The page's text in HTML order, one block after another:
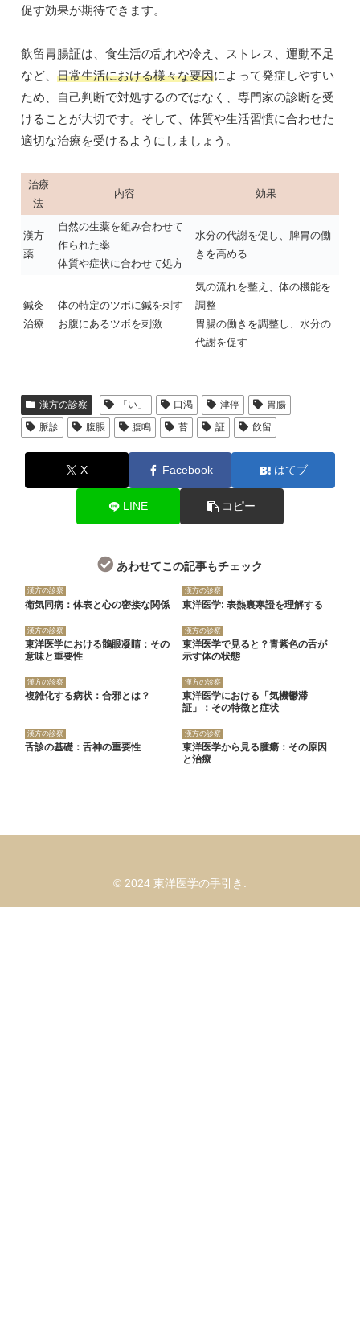
促す効果が期待できます。
飲留胃腸証は、食生活の乱れや冷え、ストレス、運動不足
など、 日常生活における様々な要因によって発症しやすい
ため、自己判断で対処するのではなく、専門家の診断を受
けることが大切です。そして、体質や生活習慣に合わせた
適切な治療を受けるようにしましょう。
治療
法
内容 効果
漢方
薬
自然の生薬を組み合わせて
作られた薬
体質や症状に合わせて処方
水分の代謝を促し、脾胃の働
きを高める
鍼灸
治療
体の特定のツボに鍼を刺す
お腹にあるツボを刺激
気の流れを整え、体の機能を
調整
胃腸の働きを調整し、水分の
代謝を促す
漢方の診察 「い」 口渇 津停
胃腸
脈診
腹脹 腹鳴 苔 証 飮留
X Facebook はてブ
LINE コピー
あわせてこの記事もチェック
漢方の診察
衛気同病：体表と心の密接な関係
漢方の診察
東洋医学: 表熱裏寒證を理解する
漢方の診察
東洋医学における鶻眼凝睛：その
意味と重要性
漢方の診察
東洋医学で見ると？青紫色の舌が
示す体の状態
漢方の診察
複雑化する病状：合邪とは？
漢方の診察
東洋医学における「気機鬱滞
証」：その特徴と症状
漢方の診察
舌診の基礎：舌神の重要性
漢方の診察
東洋医学から見る腫瘍：その原因
と治療
© 2024 東洋医学の手引き.